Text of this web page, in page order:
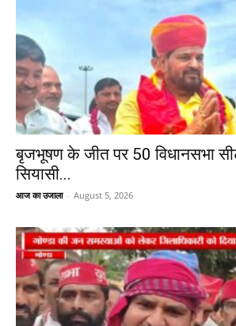
बृजभूषण के जीत पर 50 विधानसभा
सियासी...
आज का उजाला - August 5, 2026